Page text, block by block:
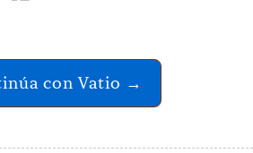
con Vatio →